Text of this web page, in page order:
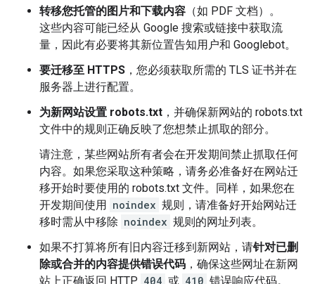
转移您托管的图片和下载内容 （如 PDF 文档）。
这些内容可能已经从 Google 搜索或链接中获取流
量，因此有必要将其新位置告知用户和 Googlebot。
要迁移至 HTTPS ，您必须获取所需的 TLS 证书并在
服务器上进行配置。
为新网站设置 robots.txt ，并确保新网站的 robots.txt
文件中的规则正确反映了您想禁止抓取的部分。
请注意，某些网站所有者会在开发期间禁止抓取任何
内容。如果您采取这种策略，请务必准备好在网站迁
移开始时要使用的 robots.txt 文件。同样，如果您在
开发期间使用 noindex 规则，请准备好开始网站迁
移时需从中移除 noindex 规则的网址列表。
如果不打算将所有旧内容迁移到新网站，请针对已删
除或合并的内容提供错误代码 ，确保这些网址在新网
站上正确返回 HTTP 404 或 410 错误响应代码。